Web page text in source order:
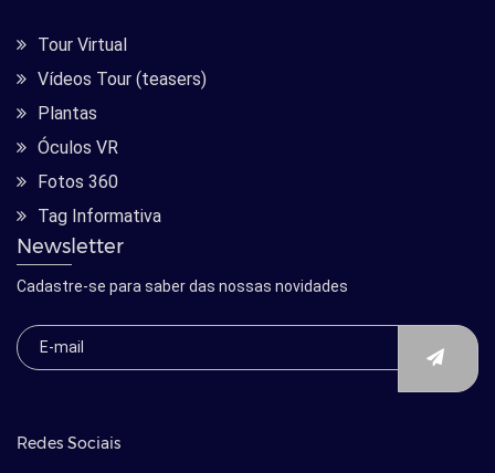
Tour Virtual
Vídeos Tour (teasers)
Plantas
Óculos VR
Fotos 360
Tag Informativa
Newsletter
Cadastre-se para saber das nossas novidades
Redes Sociais